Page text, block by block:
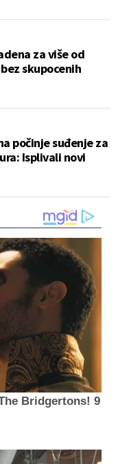
za više od
skupocenih
počinje suđenje za
Isplivali novi
Bridgertons! 9